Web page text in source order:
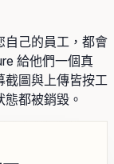
自己的員工，都會
給他們一個真
圖與上傳皆按工
都被銷毀。